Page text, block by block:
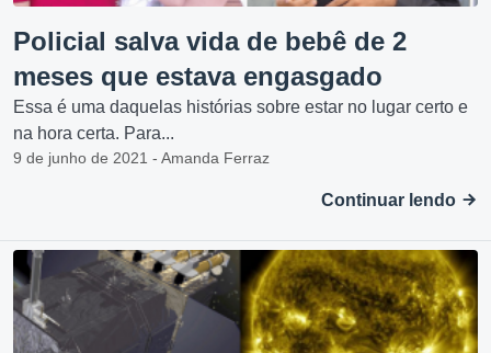
Policial salva vida de bebê de 2
meses que estava engasgado
Essa é uma daquelas histórias sobre estar no lugar certo e
na hora certa. Para...
9 de junho de 2021 - Amanda Ferraz
Continuar lendo